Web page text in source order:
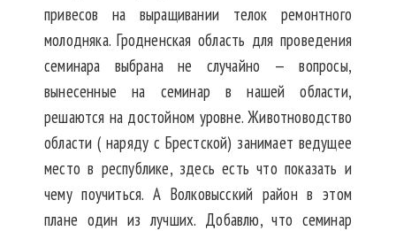
привесов на выращивании телок ремонтного
молодняка. Гродненская область для проведения
семинара выбрана не случайно — вопросы,
вынесенные на семинар в нашей области,
решаются на достойном уровне. Животноводство
области ( наряду с Брестской) занимает ведущее
место в республике, здесь есть что показать и
чему поучиться. А Волковысский район в этом
плане один из лучших. Добавлю, что семинар